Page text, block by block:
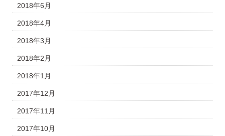
2018年6月
2018年4月
2018年3月
2018年2月
2018年1月
2017年12月
2017年11月
2017年10月